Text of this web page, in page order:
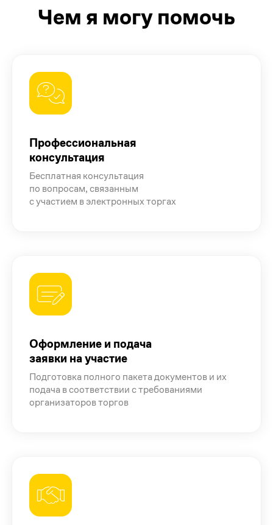
Чем я могу помочь
Профессиональная
консультация
Бесплатная консультация
по вопросам, связанным
с участием в электронных торгах
Оформление и подача
заявки на участие
Подготовка полного пакета документов и их
подача в соответствии с требованиями
организаторов торгов